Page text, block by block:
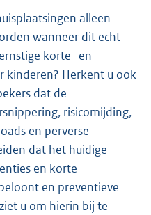
alleen
wanneer dit echt
korte- en
kinderen? Herkent u ook
dat de
risicomijding,
en perverse
dat het huidige
en korte
en preventieve
u om hierin bij te